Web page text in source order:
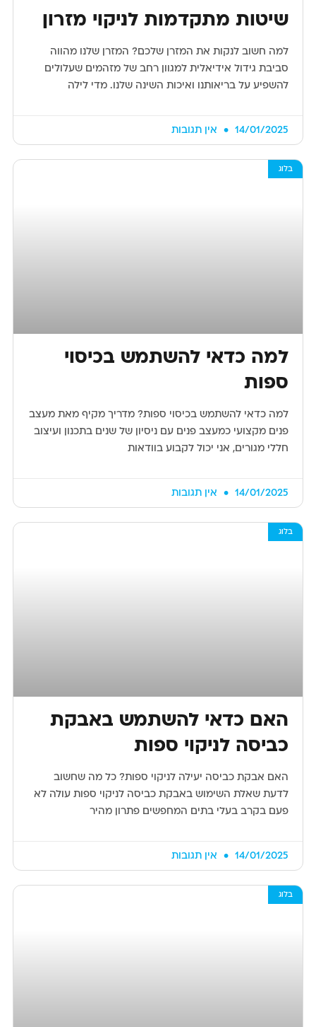
שיטות מתקדמות לניקוי מזרון
למה חשוב לנקות את המזרן שלכם? המזרן שלנו מהווה
סביבת גידול אידיאלית למגוון רחב של מזהמים שעלולים
להשפיע על בריאותנו ואיכות השינה שלנו. מדי לילה
14/01/2025 אין תגובות
בלוג
למה כדאי להשתמש בכיסוי
ספות
למה כדאי להשתמש בכיסוי ספות? מדריך מקיף מאת מעצב
פנים מקצועי כמעצב פנים עם ניסיון של שנים בתכנון ועיצוב
חללי מגורים, אני יכול לקבוע בוודאות
14/01/2025 אין תגובות
בלוג
האם כדאי להשתמש באבקת
כביסה לניקוי ספות
האם אבקת כביסה יעילה לניקוי ספות? כל מה שחשוב
לדעת שאלת השימוש באבקת כביסה לניקוי ספות עולה לא
פעם בקרב בעלי בתים המחפשים פתרון מהיר
14/01/2025 אין תגובות
בלוג